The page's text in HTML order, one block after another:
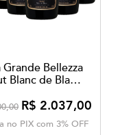
Grande Bellezza
Blanc de Blancs
R$ 2.037,00
no PIX com 3% OFF